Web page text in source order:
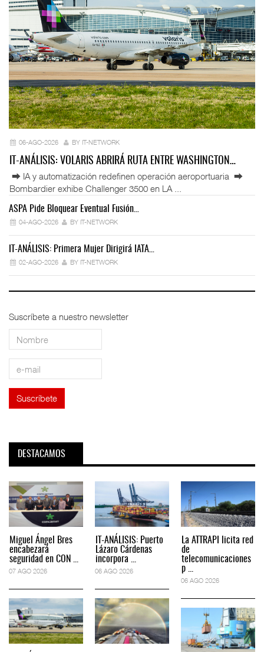
06-AGO-2026 BY IT-NETWORK
IT-ANÁLISIS: VOLARIS ABRIRÁ RUTA ENTRE WASHINGTON…
⮕ IA y automatización redefinen operación aeroportuaria ⮕
Bombardier exhibe Challenger 3500 en LA ...
ASPA Pide Bloquear Eventual Fusión…
04-AGO-2026 BY IT-NETWORK
IT-ANÁLISIS: Primera Mujer Dirigirá IATA…
02-AGO-2026 BY IT-NETWORK
Suscríbete a nuestro newsletter
DESTACAMOS
Miguel Ángel Bres
encabezará
seguridad en CON ...
07 AGO 2026
IT-ANÁLISIS: Puerto
Lázaro Cárdenas
incorpora ...
06 AGO 2026
La ATTRAPI licita red
de
telecomunicaciones
p ...
06 AGO 2026